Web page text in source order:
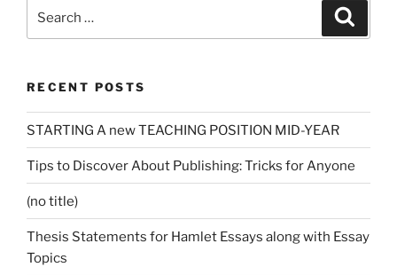
RECENT POSTS
STARTING A new TEACHING POSITION MID-YEAR
Tips to Discover About Publishing: Tricks for Anyone
(no title)
Thesis Statements for Hamlet Essays along with Essay
Topics